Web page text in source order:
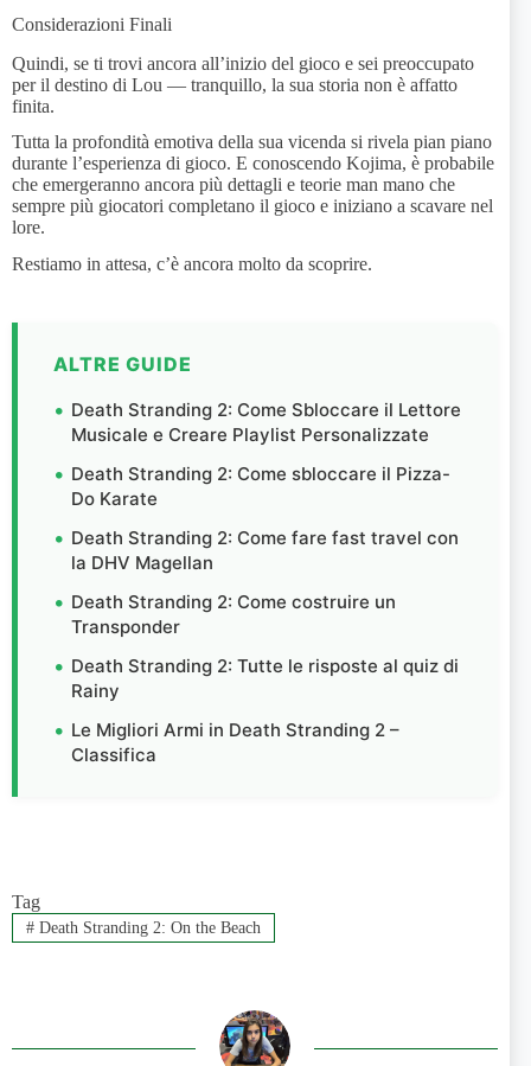
Considerazioni Finali
Quindi, se ti trovi ancora all’inizio del gioco e sei preoccupato
per il destino di Lou — tranquillo, la sua storia non è affatto
finita.
Tutta la profondità emotiva della sua vicenda si rivela pian piano
durante l’esperienza di gioco. E conoscendo Kojima, è probabile
che emergeranno ancora più dettagli e teorie man mano che
sempre più giocatori completano il gioco e iniziano a scavare nel
lore.
Restiamo in attesa, c’è ancora molto da scoprire.
ALTRE GUIDE
Death Stranding 2: Come Sbloccare il Lettore
Musicale e Creare Playlist Personalizzate
Death Stranding 2: Come sbloccare il Pizza-
Do Karate
Death Stranding 2: Come fare fast travel con
la DHV Magellan
Death Stranding 2: Come costruire un
Transponder
Death Stranding 2: Tutte le risposte al quiz di
Rainy
Le Migliori Armi in Death Stranding 2 –
Classifica
Tag
#Death Stranding 2: On the Beach